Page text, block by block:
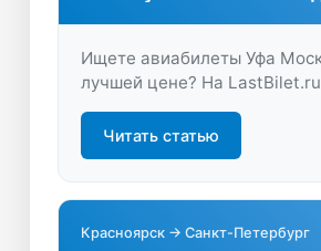
Ищете авиабилеты Уфа
лучшей цене? На
сравнить предложения,
оптимальный рейс и
и деньги. Начните поиск и
Читать статью
Красноярск → Санкт-Петербург